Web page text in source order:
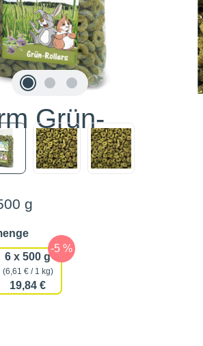
Grün-
g
auswählen
6 x 500 g
(6,61 € / 1 kg)
19,84 €